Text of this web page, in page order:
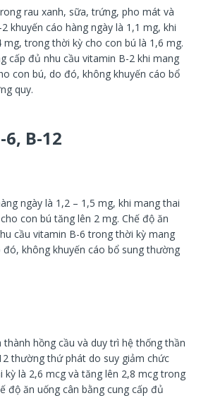
rau xanh, sữa, trứng, pho mát và
khuyến cáo hàng ngày là 1,1 mg, khi
trong thời kỳ cho con bú là 1,6 mg.
cấp đủ nhu cầu vitamin B-2 khi mang
con bú, do đó, không khuyến cáo bổ
quy.
B-12
ngày là 1,2 – 1,5 mg, khi mang thai
con bú tăng lên 2 mg. Chế độ ăn
cầu vitamin B-6 trong thời kỳ mang
không khuyến cáo bổ sung thường
thành hồng cầu và duy trì hệ thống thần
thường thứ phát do suy giảm chức
kỳ là 2,6 mcg và tăng lên 2,8 mcg trong
độ ăn uống cân bằng cung cấp đủ